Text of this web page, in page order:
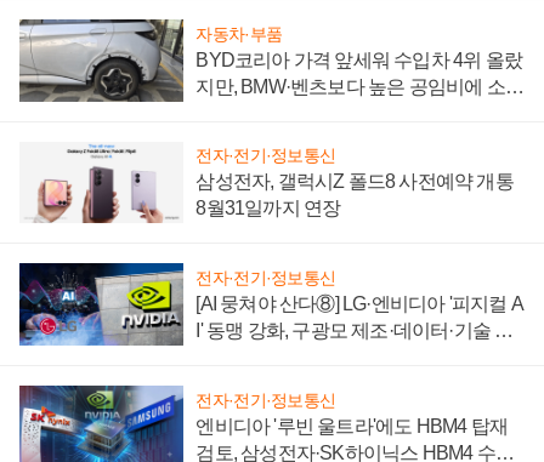
자동차·부품
BYD코리아 가격 앞세워 수입차 4위 올랐
지만, BMW·벤츠보다 높은 공임비에 소비
전자·전기·정보통신
삼성전자, 갤럭시Z 폴드8 사전예약 개통
8월31일까지 연장
전자·전기·정보통신
[AI 뭉쳐야 산다⑧] LG·엔비디아 '피지컬 A
I' 동맹 강화, 구광모 제조·데이터·기술 결
전자·전기·정보통신
엔비디아 '루빈 울트라'에도 HBM4 탑재
검토, 삼성전자·SK하이닉스 HBM4 수율